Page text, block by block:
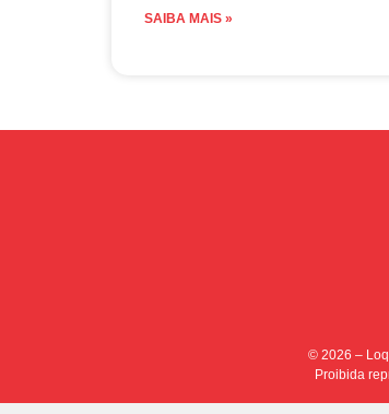
SAIBA MAIS »
© 2026 –
Proibida